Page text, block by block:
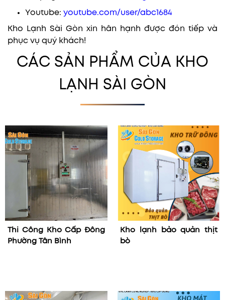
Youtube: youtube.com/user/abc1684
Kho Lạnh Sài Gòn xin hân hạnh được đón tiếp và
phục vụ quý khách!
CÁC SẢN PHẨM CỦA KHO
LẠNH SÀI GÒN
Thi Công Kho Cấp Đông
Phường Tân Bình
Kho lạnh bảo quản thịt
bò